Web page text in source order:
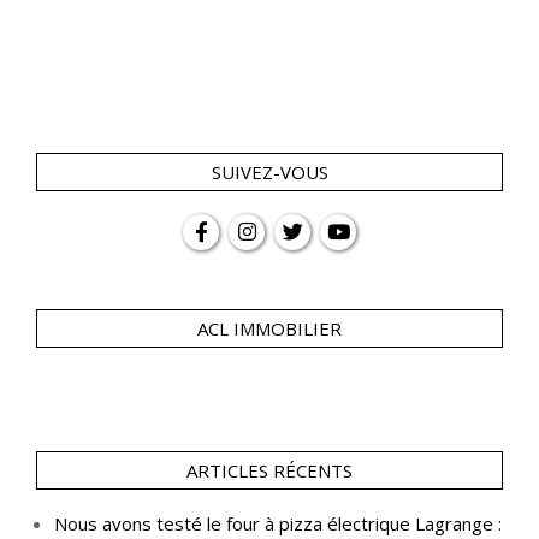
SUIVEZ-VOUS
ACL IMMOBILIER
ARTICLES RÉCENTS
Nous avons testé le four à pizza électrique Lagrange :